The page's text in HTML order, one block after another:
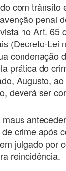
com trânsito
penal
no Art. 65
(Decreto-Lei
condenação
prática do
Augusto,
deverá ser
crime após
julgado por
reincidência.